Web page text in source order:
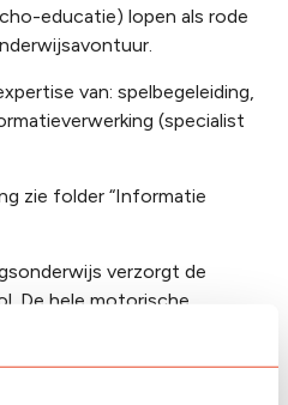
educatie) lopen als rode
van: spelbegeleiding,
(specialist
zie folder “Informatie
verzorgt de
De hele motorische
De vakleerkracht is